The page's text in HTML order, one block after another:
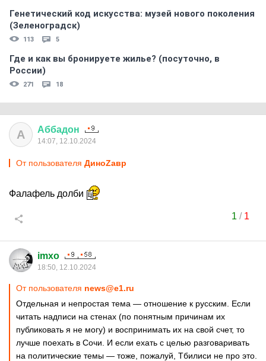
Генетический код искусства: музей нового поколения
(Зеленоградск)
113 5
Где и как вы бронируете жилье? (посуточно, в
России)
271 18
А Аббадон
14:07, 12.10.2024
От пользователя ДиноZавp
Фалафель долби
1 / 1
imxo
18:50, 12.10.2024
От пользователя news@e1.ru
Отдельная и непростая тема — отношение к русским. Если
читать надписи на стенах (по понятным причинам их
публиковать я не могу) и воспринимать их на свой счет, то
лучше поехать в Сочи. И если ехать с целью разговаривать
на политические темы — тоже, пожалуй, Тбилиси не про это.